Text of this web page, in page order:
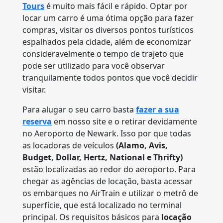
Tours é muito mais fácil e rápido. Optar por
locar um carro é uma ótima opção para fazer
compras, visitar os diversos pontos turísticos
espalhados pela cidade, além de economizar
consideravelmente o tempo de trajeto que
pode ser utilizado para você observar
tranquilamente todos pontos que você decidir
visitar.
Para alugar o seu carro basta fazer a sua
reserva em nosso site e o retirar devidamente
no Aeroporto de Newark. Isso por que todas
as locadoras de veículos (Alamo, Avis,
Budget, Dollar, Hertz, National e Thrifty)
estão localizadas ao redor do aeroporto. Para
chegar as agências de locação, basta acessar
os embarques no AirTrain e utilizar o metrô de
superfície, que está localizado no terminal
principal. Os requisitos básicos para locação